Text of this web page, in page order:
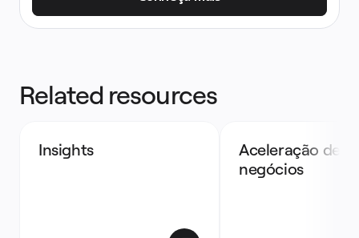
Related resources
Insights
Aceleração de
negócios